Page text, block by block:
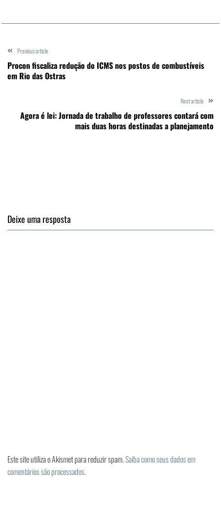
Previous article
Procon fiscaliza redução do ICMS nos postos de combustíveis
em Rio das Ostras
Next article
Agora é lei: Jornada de trabalho de professores contará com
mais duas horas destinadas a planejamento
Deixe uma resposta
Este site utiliza o Akismet para reduzir spam.Saiba como seus dados em
comentários são processados.